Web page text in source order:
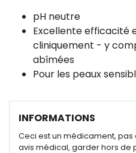
pH neutre
Excellente efficacité
cliniquement - y
abîmées
Pour les peaux
INFORMATIONS
Ceci est un médicament, pas
avis médical, garder hors de